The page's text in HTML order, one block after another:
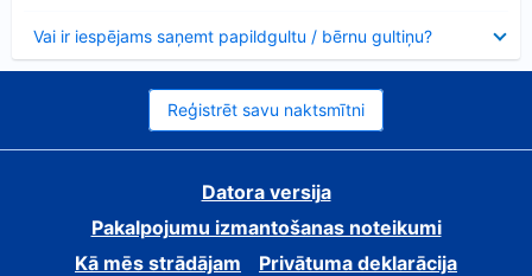
Vai ir iespējams saņemt papildgultu / bērnu gultiņu?
Reģistrēt savu naktsmītni
Datora versija
Pakalpojumu izmantošanas noteikumi
Kā mēs strādājam
Privātuma deklarācija